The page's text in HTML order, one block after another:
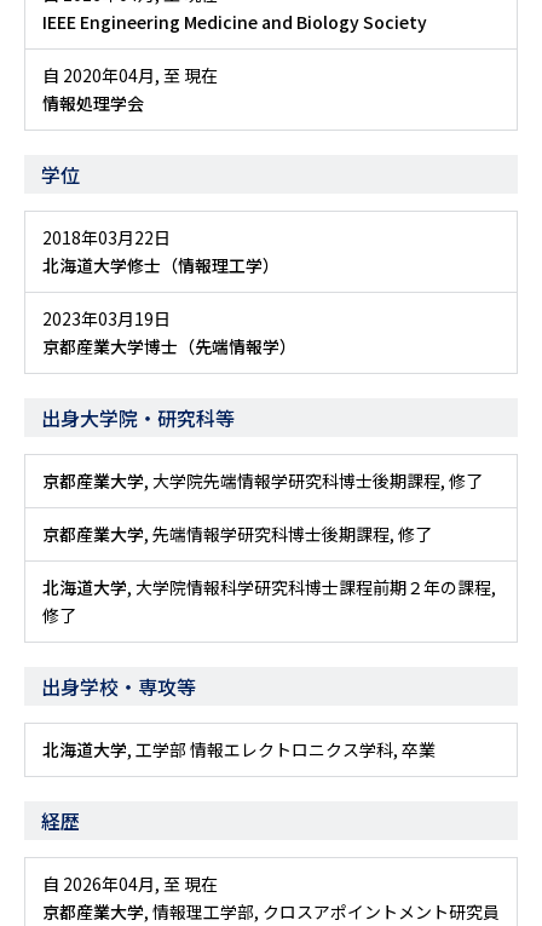
IEEE Engineering Medicine and Biology Society
自 2020年04月, 至 現在
情報処理学会
学位
2018年03月22日
北海道大学修士（情報理工学）
2023年03月19日
京都産業大学博士（先端情報学）
出身大学院・研究科等
京都産業大学, 大学院先端情報学研究科博士後期課程, 修了
京都産業大学, 先端情報学研究科博士後期課程, 修了
北海道大学, 大学院情報科学研究科博士課程前期２年の課程,
修了
出身学校・専攻等
北海道大学, 工学部 情報エレクトロニクス学科, 卒業
経歴
自 2026年04月, 至 現在
京都産業大学, 情報理工学部, クロスアポイントメント研究員